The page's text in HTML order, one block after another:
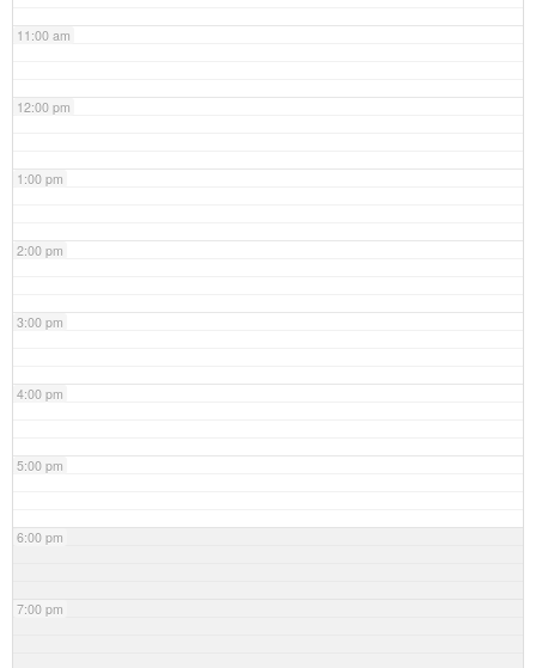
11:00 am
12:00 pm
1:00 pm
2:00 pm
3:00 pm
4:00 pm
5:00 pm
6:00 pm
7:00 pm